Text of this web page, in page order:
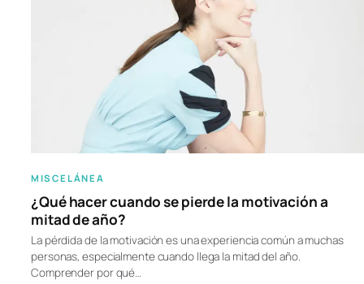
MISCELÁNEA
¿Qué hacer cuando se pierde la motivación a
mitad de año?
La pérdida de la motivación es una experiencia común a muchas
personas, especialmente cuando llega la mitad del año.
Comprender por qué…